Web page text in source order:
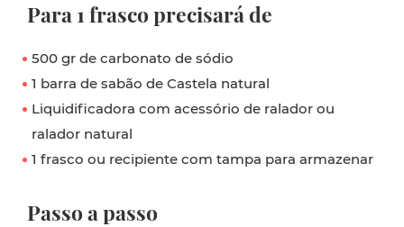
Para 1 frasco precisará de
500 gr de carbonato de sódio
1 barra de sabão de Castela natural
Liquidificadora com acessório de ralador ou
ralador natural
1 frasco ou recipiente com tampa para armazenar
Passo a passo